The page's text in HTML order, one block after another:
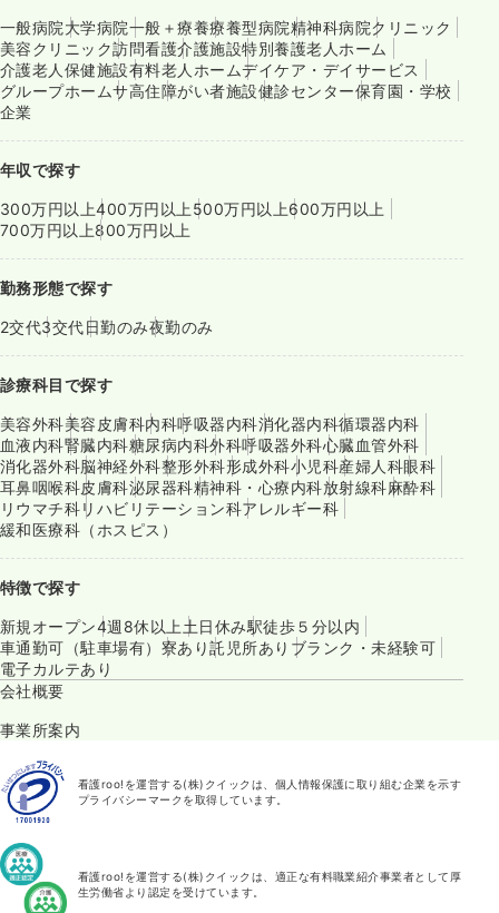
一般病院大学病院一般＋療養療養型病院精神科病院クリニック
美容クリニック訪問看護介護施設特別養護老人ホーム
介護老人保健施設有料老人ホームデイケア・デイサービス
グループホームサ高住障がい者施設健診センター保育園・学校
企業
年収で探す
300万円以上400万円以上 500万円以上600万円以上
700万円以上800万円以上
勤務形態で探す
2交代3交代日勤のみ夜勤のみ
診療科目で探す
美容外科美容皮膚科内科呼吸器内科消化器内科循環器内科
血液内科腎臓内科糖尿病内科外科呼吸器外科心臓血管外科
消化器外科脳神経外科整形外科形成外科小児科産婦人科眼科
耳鼻咽喉科皮膚科泌尿器科精神科・心療内科放射線科麻酔科
リウマチ科リハビリテーション科アレルギー科
緩和医療科（ホスピス）
特徴で探す
新規オープン4週8休以上 土日休み駅徒歩５分以内
車通勤可（駐車場有） 寮あり託児所あり ブランク・未経験可
電子カルテあり
会社概要
事業所案内
看護roo!を運営する(株)クイックは、個人情報保護に取り組む企業を示す
プライバシーマークを取得しています。
看護roo!を運営する(株)クイックは、適正な有料職業紹介事業者として厚
生労働省より認定を受けています。